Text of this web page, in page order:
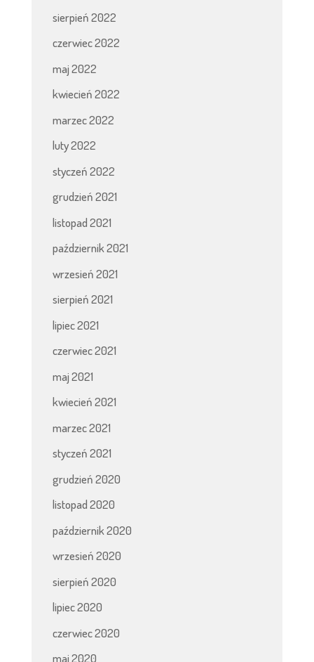
sierpień 2022
czerwiec 2022
maj 2022
kwiecień 2022
marzec 2022
luty 2022
styczeń 2022
grudzień 2021
listopad 2021
październik 2021
wrzesień 2021
sierpień 2021
lipiec 2021
czerwiec 2021
maj 2021
kwiecień 2021
marzec 2021
styczeń 2021
grudzień 2020
listopad 2020
październik 2020
wrzesień 2020
sierpień 2020
lipiec 2020
czerwiec 2020
maj 2020